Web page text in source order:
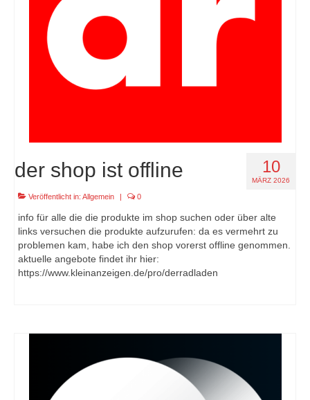
10
MÄRZ 2026
der shop ist offline
Veröffentlicht in: Allgemein 0
info für alle die die produkte im shop suchen oder über alte
links versuchen die produkte aufzurufen: da es vermehrt zu
problemen kam, habe ich den shop vorerst offline genommen.
aktuelle angebote findet ihr hier:
https://www.kleinanzeigen.de/pro/derradladen